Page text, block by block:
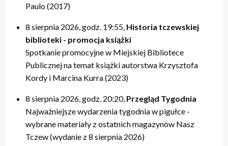
Paulo (2017)
8 sierpnia 2026, godz. 19:55, Historia tczewskiej
biblioteki - promocja książki
Spotkanie promocyjne w Miejskiej Bibliotece
Publicznej na temat książki autorstwa Krzysztofa
Kordy i Marcina Kurra (2023)
8 sierpnia 2026, godz. 20:20, Przegląd Tygodnia
Najważniejsze wydarzenia tygodnia w pigułce -
wybrane materiały z ostatnich magazynów Nasz
Tczew (wydanie z 8 sierpnia 2026)